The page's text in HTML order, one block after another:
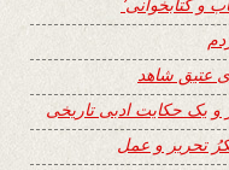
عتیق شاهد
و یک حکایت ادبی تاریخی
تحریر و عمل